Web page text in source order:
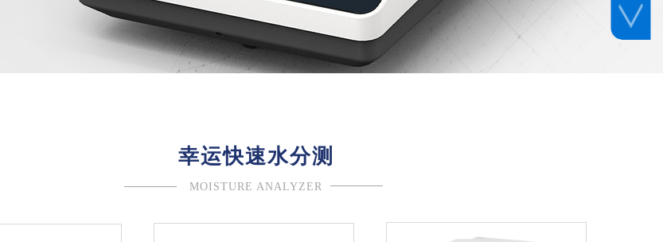
幸运快速水分测
定仪
MOISTURE ANALYZER